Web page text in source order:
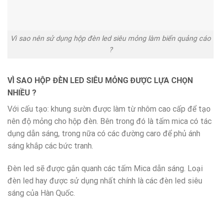
Vì sao nên sử dụng hộp đèn led siêu mỏng làm biển quảng cáo
?
VÌ SAO HỘP ĐÈN LED SIÊU MỎNG ĐƯỢC LỰA CHỌN
NHIỀU ?
Với cấu tạo: khung sườn được làm từ nhôm cao cấp để tạo
nên độ mỏng cho hộp đèn. Bên trong đó là tấm mica có tác
dụng dẫn sáng, trong nữa có các đường caro để phủ ánh
sáng khắp các bức tranh.
Đèn led sẽ được gắn quanh các tấm Mica dẫn sáng. Loại
đèn led hay được sử dụng nhất chính là các đèn led siêu
sáng của Hàn Quốc.